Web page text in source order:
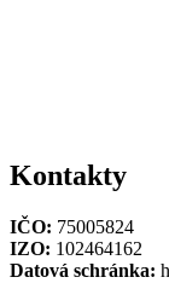
Kontakty
IČO: 75005824
IZO: 102464162
Datová schránka: